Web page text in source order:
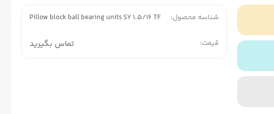
شناسه محصول: Pillow block ball bearing units SY 1.5/16 TF
قیمت: تماس بگیرید